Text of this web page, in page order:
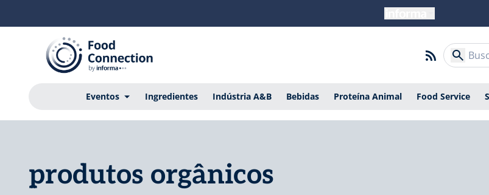
Eventos Ingredientes Indústria A&B Bebidas Proteína Animal Food Service
produtos orgânicos